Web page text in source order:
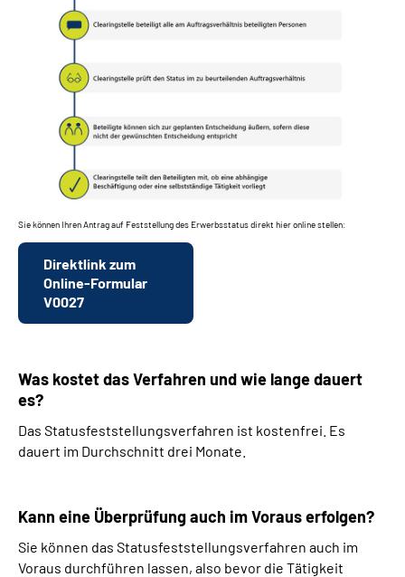
Sie können Ihren Antrag auf Feststellung des Erwerbsstatus direkt hier online stellen:
Direktlink zum
Online-Formular
V0027
Was kostet das Verfahren und wie lange dauert
es?
Das Statusfeststellungsverfahren ist kostenfrei. Es
dauert im Durchschnitt drei Monate.
Kann eine Überprüfung auch im Voraus erfolgen?
Sie können das Statusfeststellungsverfahren auch im
Voraus durchführen lassen, also bevor die Tätigkeit